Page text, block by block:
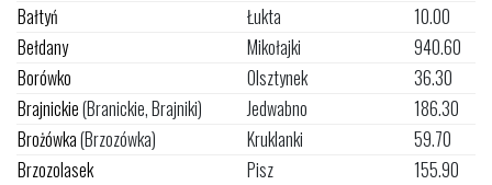
Bałtyń
Łukta
10.00
Bełdany
Mikołajki
940.60
Borówko
Olsztynek
36.30
Brajnickie(Branickie, Brajniki) Jedwabno
186.30
Brożówka(Brzozówka) Kruklanki
59.70
Brzozolasek
Pisz
155.90